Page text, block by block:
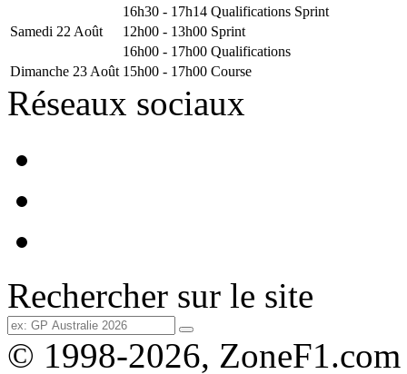
16h30 - 17h14 Qualifications Sprint
Samedi 22 Août
12h00 - 13h00 Sprint
16h00 - 17h00 Qualifications
Dimanche 23 Août 15h00 - 17h00 Course
Réseaux sociaux
Rechercher sur le site
© 1998-2026, ZoneF1.com